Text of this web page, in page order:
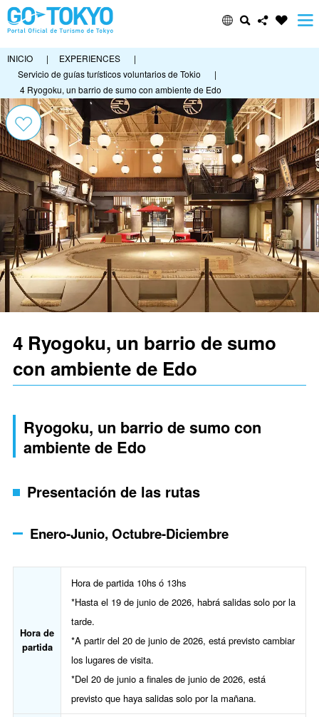
INICIO | EXPERIENCES
|
Servicio de guías turísticos voluntarios de Tokio
|
4 Ryogoku, un barrio de sumo con ambiente de Edo
4 Ryogoku, un barrio de sumo
con ambiente de Edo
Ryogoku, un barrio de sumo con
ambiente de Edo
Presentación de las rutas
Enero-Junio, Octubre-Diciembre
Hora de
partida
Hora de partida 10hs ó 13hs
*Hasta el 19 de junio de 2026, habrá salidas solo por la
tarde.
*A partir del 20 de junio de 2026, está previsto cambiar
los lugares de visita.
*Del 20 de junio a finales de junio de 2026, está
previsto que haya salidas solo por la mañana.